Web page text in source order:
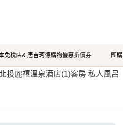
免稅店& 唐吉珂德購物優惠折價券 團購
投麗禧溫泉酒店(1)客房 私人風呂